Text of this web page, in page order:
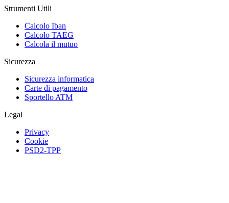
Strumenti Utili
Calcolo Iban
Calcolo TAEG
Calcola il mutuo
Sicurezza
Sicurezza informatica
Carte di pagamento
Sportello ATM
Legal
Privacy
Cookie
PSD2-TPP